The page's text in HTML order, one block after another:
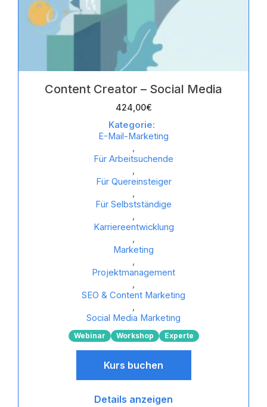
Content Creator – Social Media
424,00€
Kategorie:
E-Mail-Marketing
,
Für Arbeitsuchende
,
Für Quereinsteiger
,
Für Selbstständige
,
Karriereentwicklung
,
Marketing
,
Projektmanagement
,
SEO & Content Marketing
,
Social Media Marketing
Webinar Workshop Experte
Kurs buchen
Details anzeigen